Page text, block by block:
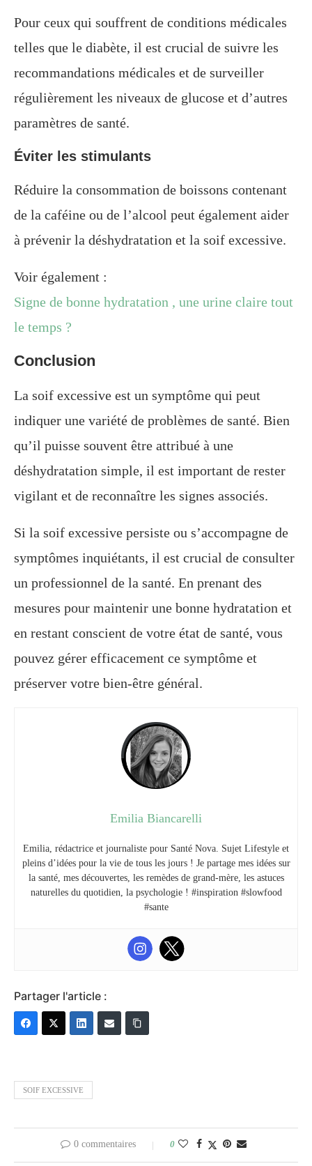
Pour ceux qui souffrent de conditions médicales
telles que le diabète, il est crucial de suivre les
recommandations médicales et de surveiller
régulièrement les niveaux de glucose et d’autres
paramètres de santé.
Éviter les stimulants
Réduire la consommation de boissons contenant
de la caféine ou de l’alcool peut également aider
à prévenir la déshydratation et la soif excessive.
Voir également :
Signe de bonne hydratation , une urine claire tout
le temps ?
Conclusion
La soif excessive est un symptôme qui peut
indiquer une variété de problèmes de santé. Bien
qu’il puisse souvent être attribué à une
déshydratation simple, il est important de rester
vigilant et de reconnaître les signes associés.
Si la soif excessive persiste ou s’accompagne de
symptômes inquiétants, il est crucial de consulter
un professionnel de la santé. En prenant des
mesures pour maintenir une bonne hydratation et
en restant conscient de votre état de santé, vous
pouvez gérer efficacement ce symptôme et
préserver votre bien-être général.
Emilia Biancarelli
Emilia, rédactrice et journaliste pour Santé Nova. Sujet Lifestyle et
pleins d’idées pour la vie de tous les jours ! Je partage mes idées sur
la santé, mes découvertes, les remèdes de grand-mère, les astuces
naturelles du quotidien, la psychologie ! #inspiration #slowfood
#sante
Partager l'article :
SOIF EXCESSIVE
0 commentaires 0